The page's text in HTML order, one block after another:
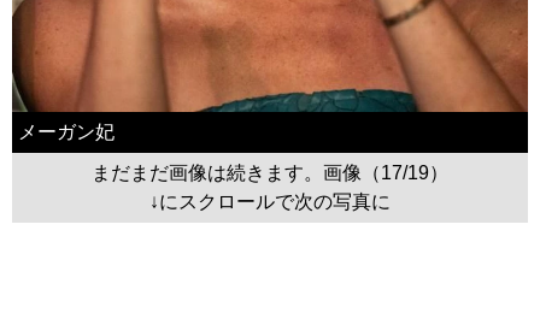
メーガン妃
まだまだ画像は続きます。画像（17/19）
↓にスクロールで次の写真に